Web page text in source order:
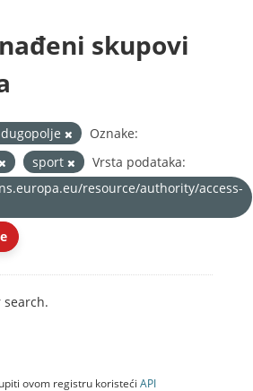
skupovi
Oznake:
sport
Vrsta podataka:
resource/authority/access-
search.
ovom registru koristeći API